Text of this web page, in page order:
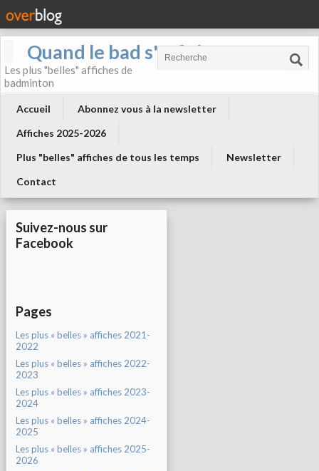
Quand le bad s'affiche !
Les plus "belles" affiches de
badminton
Accueil
Abonnez vous à la newsletter
Affiches 2025-2026
Plus "belles" affiches de tous les temps
Newsletter
Contact
Suivez-nous sur
Facebook
Pages
Les plus « belles » affiches 2021-
2022
Les plus « belles » affiches 2022-
2023
Les plus « belles » affiches 2023-
2024
Les plus « belles » affiches 2024-
2025
Les plus « belles » affiches 2025-
2026